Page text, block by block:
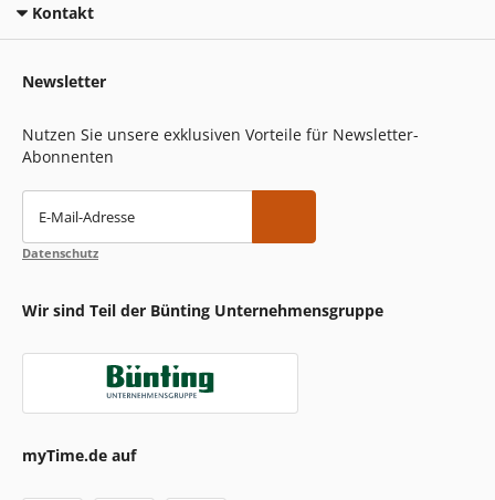
Kontakt
Newsletter
Nutzen Sie unsere exklusiven Vorteile für Newsletter-
Abonnenten
E-Mail-Adresse
Datenschutz
Wir sind Teil der Bünting Unternehmensgruppe
myTime.de auf